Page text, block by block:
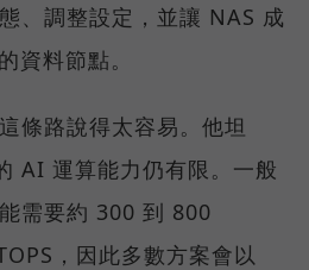
、調整設定，並讓 NAS 成
料節點。
條路說得太容易。他坦
AI 運算能力仍有限。一般
需要約 300 到 800
，因此多數方案會以